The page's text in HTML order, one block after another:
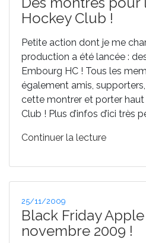
Hockey Club !
Petite action dont je me
production a été lancée :
Embourg HC ! Tous les
également amis,
cette montrer et porter
Club ! Plus d’infos d’ici très
Continuer la lecturede
montres
pour
Embourg
Hockey
Club
Publié
le
25/11/2009
Black Friday
novembre 2009 !